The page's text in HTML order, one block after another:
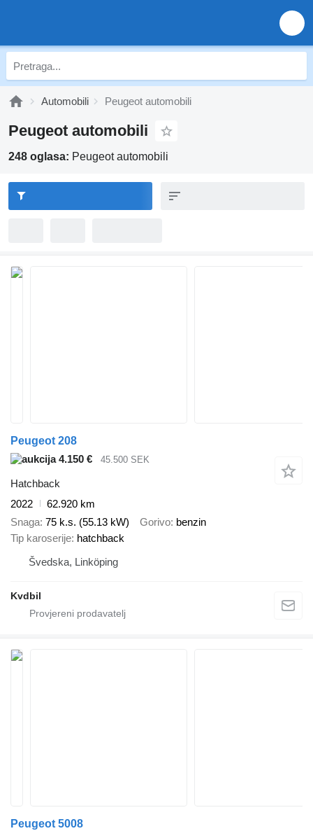
Automobili Peugeot automobili
Peugeot automobili
248 oglasa: Peugeot automobili
Peugeot 208
4.150 €
45.500 SEK
Hatchback
2022
62.920 km
Snaga 75 k.s. (55.13 kW) Gorivo benzin
Tip karoserije hatchback
Švedska, Linköping
Kvdbil
Peugeot 5008